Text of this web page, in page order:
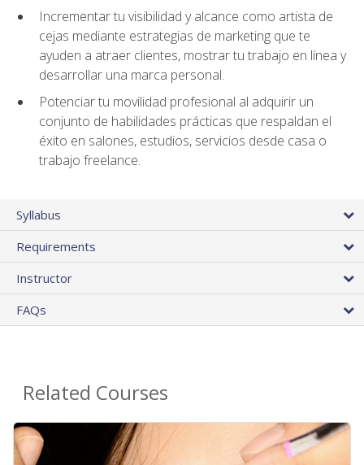
Incrementar tu visibilidad y alcance como artista de
cejas mediante estrategias de marketing que te
ayuden a atraer clientes, mostrar tu trabajo en línea y
desarrollar una marca personal.
Potenciar tu movilidad profesional al adquirir un
conjunto de habilidades prácticas que respaldan el
éxito en salones, estudios, servicios desde casa o
trabajo freelance.
Syllabus
Requirements
Instructor
FAQs
Related Courses